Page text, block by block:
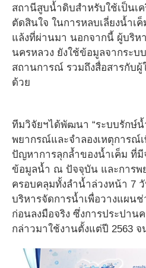
สถานีสูบน้ำดิบสำหรับใช้เป็นเ
ตัดสินใจ ในการหลบเลี่ยงน้ำเ
แล้งที่ผ่านมา นอกจากนี้ ผู้บริห
นครหลวง ยังใช้ข้อมูลจากระบ
สถานการณ์ รวมถึงสื่อสารกับผู้
ด้วย
ทีมวิจัยฯได้พัฒนา “ระบบรักษ์น้
พยากรณ์และจำลองเหตุการณ์
ปัญหาการลุกล้ำของน้ำเค็ม ที่มี
ข้อมูลน้ำ ณ ปัจจุบัน และการพ
ครอบคลุมทั้งลำน้ำล่วงหน้า 7
บริหารจัดการน้ำเพื่อวางแผน
ก่อนลงมือจริง ซึ่งการประปาน
กล่าวมาใช้งานตั้งแต่ปี 2563